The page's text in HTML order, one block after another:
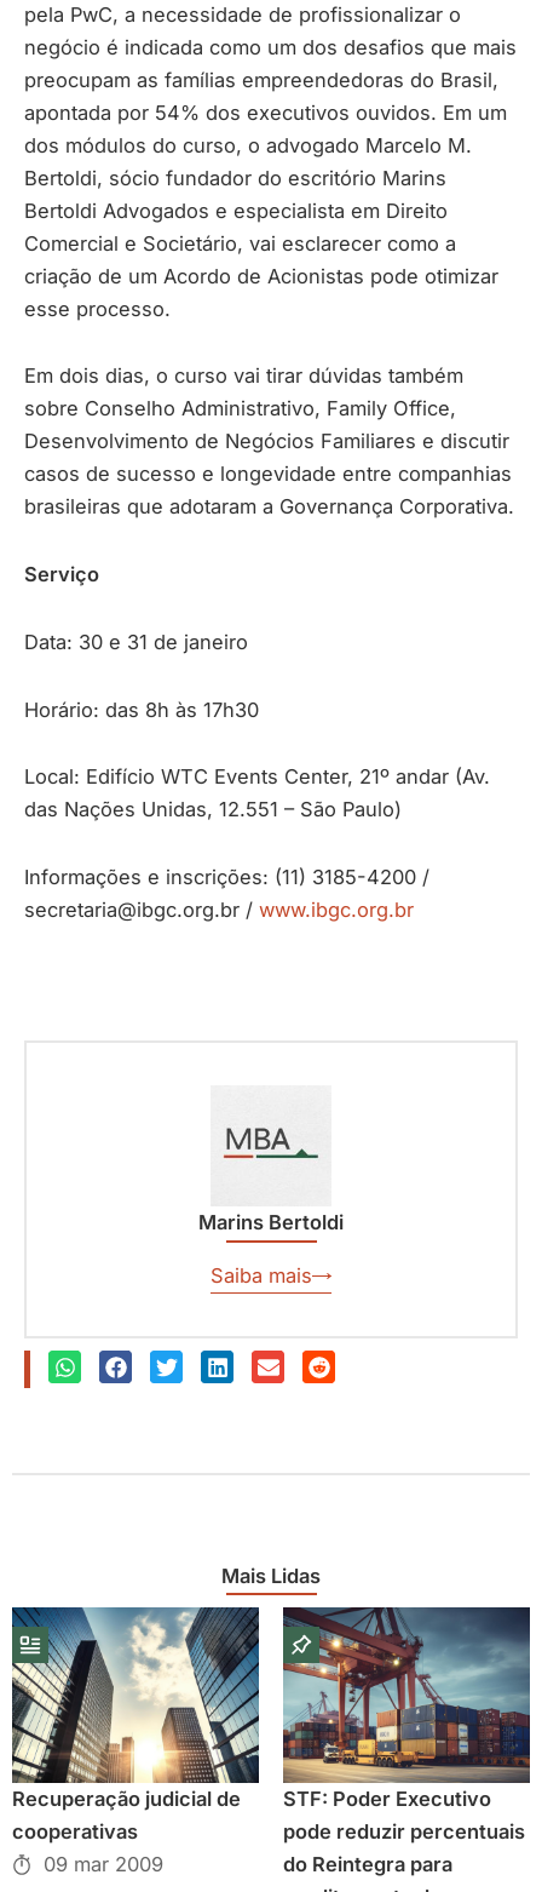
pela PwC, a necessidade de profissionalizar o
negócio é indicada como um dos desafios que mais
preocupam as famílias empreendedoras do Brasil,
apontada por 54% dos executivos ouvidos. Em um
dos módulos do curso, o advogado Marcelo M.
Bertoldi, sócio fundador do escritório Marins
Bertoldi Advogados e especialista em Direito
Comercial e Societário, vai esclarecer como a
criação de um Acordo de Acionistas pode otimizar
esse processo.
Em dois dias, o curso vai tirar dúvidas também
sobre Conselho Administrativo, Family Office,
Desenvolvimento de Negócios Familiares e discutir
casos de sucesso e longevidade entre companhias
brasileiras que adotaram a Governança Corporativa.
Serviço
Data: 30 e 31 de janeiro
Horário: das 8h às 17h30
Local: Edifício WTC Events Center, 21º andar (Av.
das Nações Unidas, 12.551 – São Paulo)
Informações e inscrições: (11) 3185-4200 /
secretaria@ibgc.org.br / www.ibgc.org.br
Marins Bertoldi
Saiba mais
Mais Lidas
Recuperação judicial de
cooperativas
09 mar 2009
STF: Poder Executivo
pode reduzir percentuais
do Reintegra para